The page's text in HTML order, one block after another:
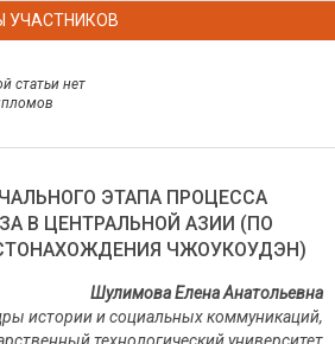
УЧАСТНИКОВ
статьи нет
ЭТАПА ПРОЦЕССА
В ЦЕНТРАЛЬНОЙ АЗИИ (ПО
ЧЖОУКОУДЭН)
Шулимова Елена Анатольевна
истории и социальных коммуникаций,